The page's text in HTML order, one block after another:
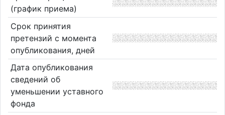
(график приема)
Срок принятия
претензий с момента
опубликования, дней
Дата опубликования
сведений об
уменьшении уставного
фонда